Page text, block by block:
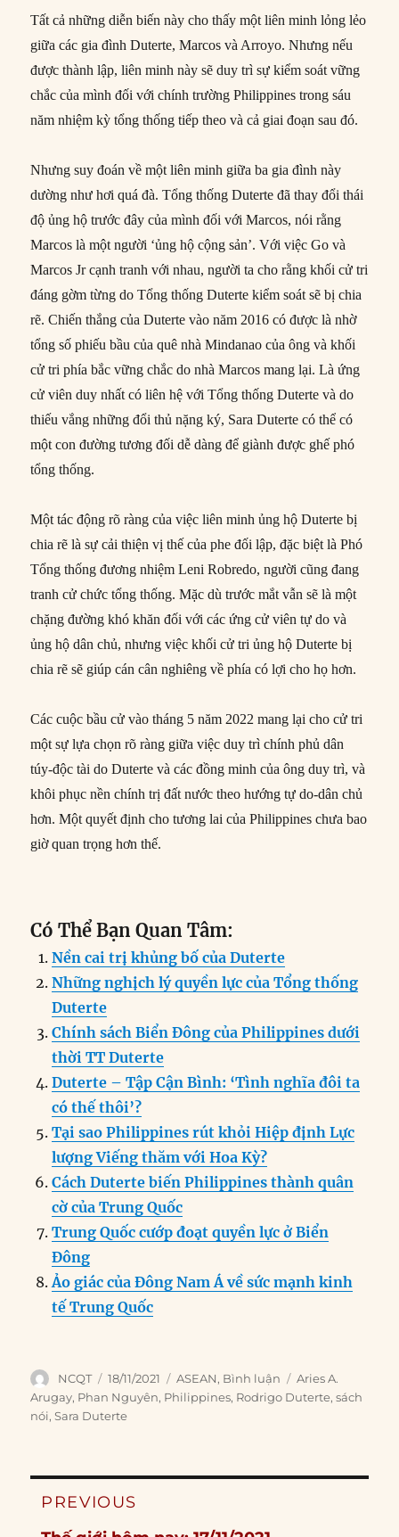
Tất cả những diễn biến này cho thấy một liên minh lỏng lẻo
giữa các gia đình Duterte, Marcos và Arroyo. Nhưng nếu
được thành lập, liên minh này sẽ duy trì sự kiểm soát vững
chắc của mình đối với chính trường Philippines trong sáu
năm nhiệm kỳ tổng thống tiếp theo và cả giai đoạn sau đó.
Nhưng suy đoán về một liên minh giữa ba gia đình này
dường như hơi quá đà. Tổng thống Duterte đã thay đổi thái
độ ủng hộ trước đây của mình đối với Marcos, nói rằng
Marcos là một người ‘ủng hộ cộng sản’. Với việc Go và
Marcos Jr cạnh tranh với nhau, người ta cho rằng khối cử tri
đáng gờm từng do Tổng thống Duterte kiểm soát sẽ bị chia
rẽ. Chiến thắng của Duterte vào năm 2016 có được là nhờ
tổng số phiếu bầu của quê nhà Mindanao của ông và khối
cử tri phía bắc vững chắc do nhà Marcos mang lại. Là ứng
cử viên duy nhất có liên hệ với Tổng thống Duterte và do
thiếu vắng những đổi thủ nặng ký, Sara Duterte có thể có
một con đường tương đối dễ dàng để giành được ghế phó
tổng thống.
Một tác động rõ ràng của việc liên minh ủng hộ Duterte bị
chia rẽ là sự cải thiện vị thế của phe đối lập, đặc biệt là Phó
Tổng thống đương nhiệm Leni Robredo, người cũng đang
tranh cử chức tổng thống. Mặc dù trước mắt vẫn sẽ là một
chặng đường khó khăn đối với các ứng cử viên tự do và
ủng hộ dân chủ, nhưng việc khối cử tri ủng hộ Duterte bị
chia rẽ sẽ giúp cán cân nghiêng về phía có lợi cho họ hơn.
Các cuộc bầu cử vào tháng 5 năm 2022 mang lại cho cử tri
một sự lựa chọn rõ ràng giữa việc duy trì chính phủ dân
túy-độc tài do Duterte và các đồng minh của ông duy trì, và
khôi phục nền chính trị đất nước theo hướng tự do-dân chủ
hơn. Một quyết định cho tương lai của Philippines chưa bao
giờ quan trọng hơn thế.
Có Thể Bạn Quan Tâm:
Nền cai trị khủng bố của Duterte
Những nghịch lý quyền lực của Tổng thống
Duterte
Chính sách Biển Đông của Philippines dưới
thời TT Duterte
Duterte – Tập Cận Bình: ‘Tình nghĩa đôi ta
có thế thôi’?
Tại sao Philippines rút khỏi Hiệp định Lực
lượng Viếng thăm với Hoa Kỳ?
Cách Duterte biến Philippines thành quân
cờ của Trung Quốc
Trung Quốc cướp đoạt quyền lực ở Biển
Đông
Ảo giác của Đông Nam Á về sức mạnh kinh
tế Trung Quốc
Author
NCQT
Posted
on
18/11/2021 Categories
ASEAN, Bình luận Tags
Aries A.
Arugay, Phan Nguyên, Philippines, Rodrigo Duterte,sách
nói,Sara Duterte
Post
PREVIOUS